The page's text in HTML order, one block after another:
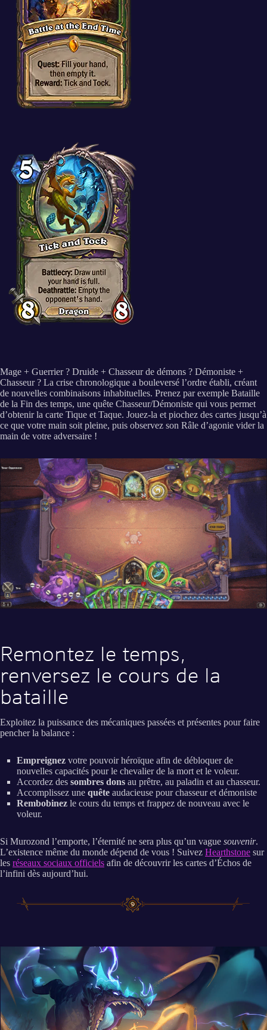
Mage + Guerrier ? Druide + Chasseur de démons ? Démoniste +
Chasseur ? La crise chronologique a bouleversé l’ordre établi, créant
de nouvelles combinaisons inhabituelles. Prenez par exemple Bataille
de la Fin des temps, une quête Chasseur/Démoniste qui vous permet
d’obtenir la carte Tique et Taque. Jouez-la et piochez des cartes jusqu’à
ce que votre main soit pleine, puis observez son Râle d’agonie vider la
main de votre adversaire !
Remontez le temps,
renversez le cours de la
bataille
Exploitez la puissance des mécaniques passées et présentes pour faire
pencher la balance :
Empreignez votre pouvoir héroïque afin de débloquer de
nouvelles capacités pour le chevalier de la mort et le voleur.
Accordez des sombres dons au prêtre, au paladin et au chasseur.
Accomplissez une quête audacieuse pour chasseur et démoniste
Rembobinez le cours du temps et frappez de nouveau avec le
voleur.
Si Murozond l’emporte, l’éternité ne sera plus qu’un vague souvenir.
L’existence même du monde dépend de vous ! Suivez Hearthstone sur
les réseaux sociaux officiels afin de découvrir les cartes d’Échos de
l’infini dès aujourd’hui.